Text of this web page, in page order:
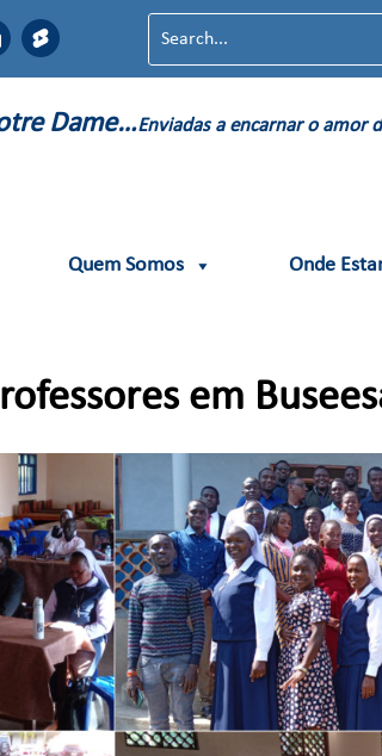
Dame…Enviadas a encarnar o amor
Quem Somos Onde
em